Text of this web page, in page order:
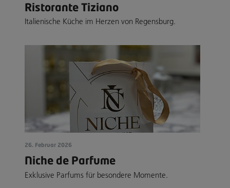
Ristorante Tiziano
Italienische Küche im Herzen von Regensburg.
26. Februar 2026
Niche de Parfume
Exklusive Parfums für besondere Momente.